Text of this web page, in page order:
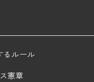
るルール
憲章